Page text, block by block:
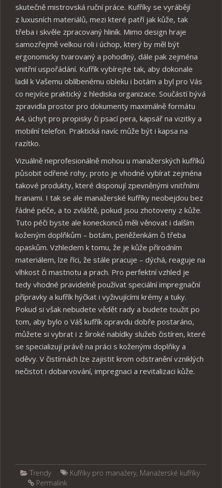
skutečně mistrovská ruční práce. Kufříky se vyrábějí
z luxusních materiálů, mezi které patří jak kůže, tak
třeba i skvěle zpracovaný hliník. Mimo design hraje
samozřejmě velkou roli i úchop, který by měl být
ergonomicky tvarovaný a pohodlný, dále pak zejména
vnitřní uspořádání. Kufřík vybírejte tak, aby dokonale
ladil k Vašemu oblíbenému obleku i botám a byl pro Vás
co nejvíce praktický z hlediska organizace. Součástí bývá
zpravidla prostor pro dokumenty maximálně formátu
A4, úchyt pro propisky či psací pera, kapsář na vizitky a
mobilní telefon. Praktická navíc může být i kapsa na
razítko.
Vizuálně neprofesionálně mohou u manažerských kufříků
působit odřené rohy, proto je vhodné vybírat zejména
takové produkty, které disponují zpevněnými vnitřními
hranami. I tak se ale manažerské kufříky neobejdou bez
řádné péče, a to zvláště, pokud jsou zhotoveny z kůže.
Tuto péči byste ale koneckonců měli věnovat i dalším
koženým doplňkům – botám, peněženkám či třeba
opaskům. Vzhledem k tomu, že je kůže přírodním
materiálem, lze říci, že stále pracuje – dýchá, reaguje na
vlhkost či mastnotu a prach. Pro perfektní vzhled je
tedy vhodné pravidelně používat speciální impregnační
přípravky a kufřík hýčkat i vyživujícími krémy a tuky.
Pokud si však nebudete vědět rady a budete toužit po
tom, aby bylo o Váš kufřík opravdu dobře postaráno,
můžete si vybrat i z široké nabídky služeb čistíren, které
se specializují právě na práci s koženými doplňky a
oděvy. V čistírnách lze zajistit krom odstranění vzniklých
nečistot i dobarvování, impregnaci a revitalizaci kůže.
Trendy Kufříky pro manažery, Manažerské kufříky
Permalink